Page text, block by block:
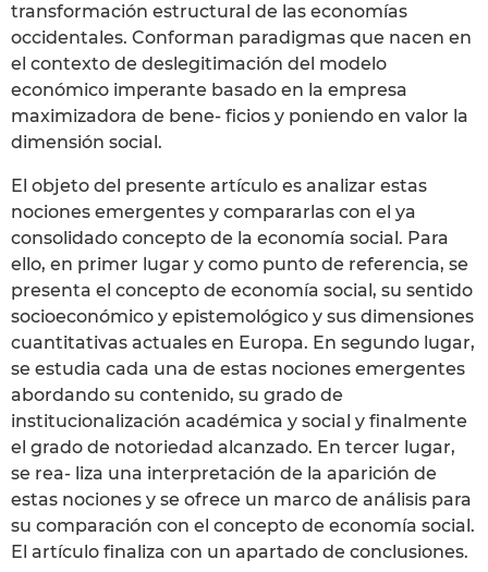
transformación estructural de las economías
occidentales. Conforman paradigmas que nacen en
el contexto de deslegitimación del modelo
económico imperante basado en la empresa
maximizadora de bene- ficios y poniendo en valor la
dimensión social.
El objeto del presente artículo es analizar estas
nociones emergentes y compararlas con el ya
consolidado concepto de la economía social. Para
ello, en primer lugar y como punto de referencia, se
presenta el concepto de economía social, su sentido
socioeconómico y epistemológico y sus dimensiones
cuantitativas actuales en Europa. En segundo lugar,
se estudia cada una de estas nociones emergentes
abordando su contenido, su grado de
institucionalización académica y social y finalmente
el grado de notoriedad alcanzado. En tercer lugar,
se rea- liza una interpretación de la aparición de
estas nociones y se ofrece un marco de análisis para
su comparación con el concepto de economía social.
El artículo finaliza con un apartado de conclusiones.